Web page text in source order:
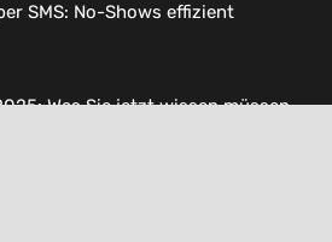
SMS: No-Shows effizient
Was Sie jetzt wissen müssen